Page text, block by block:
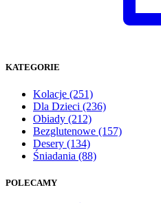
KATEGORIE
Kolacje (251)
Dla Dzieci (236)
Obiady (212)
Bezglutenowe (157)
Desery (134)
Śniadania (88)
POLECAMY